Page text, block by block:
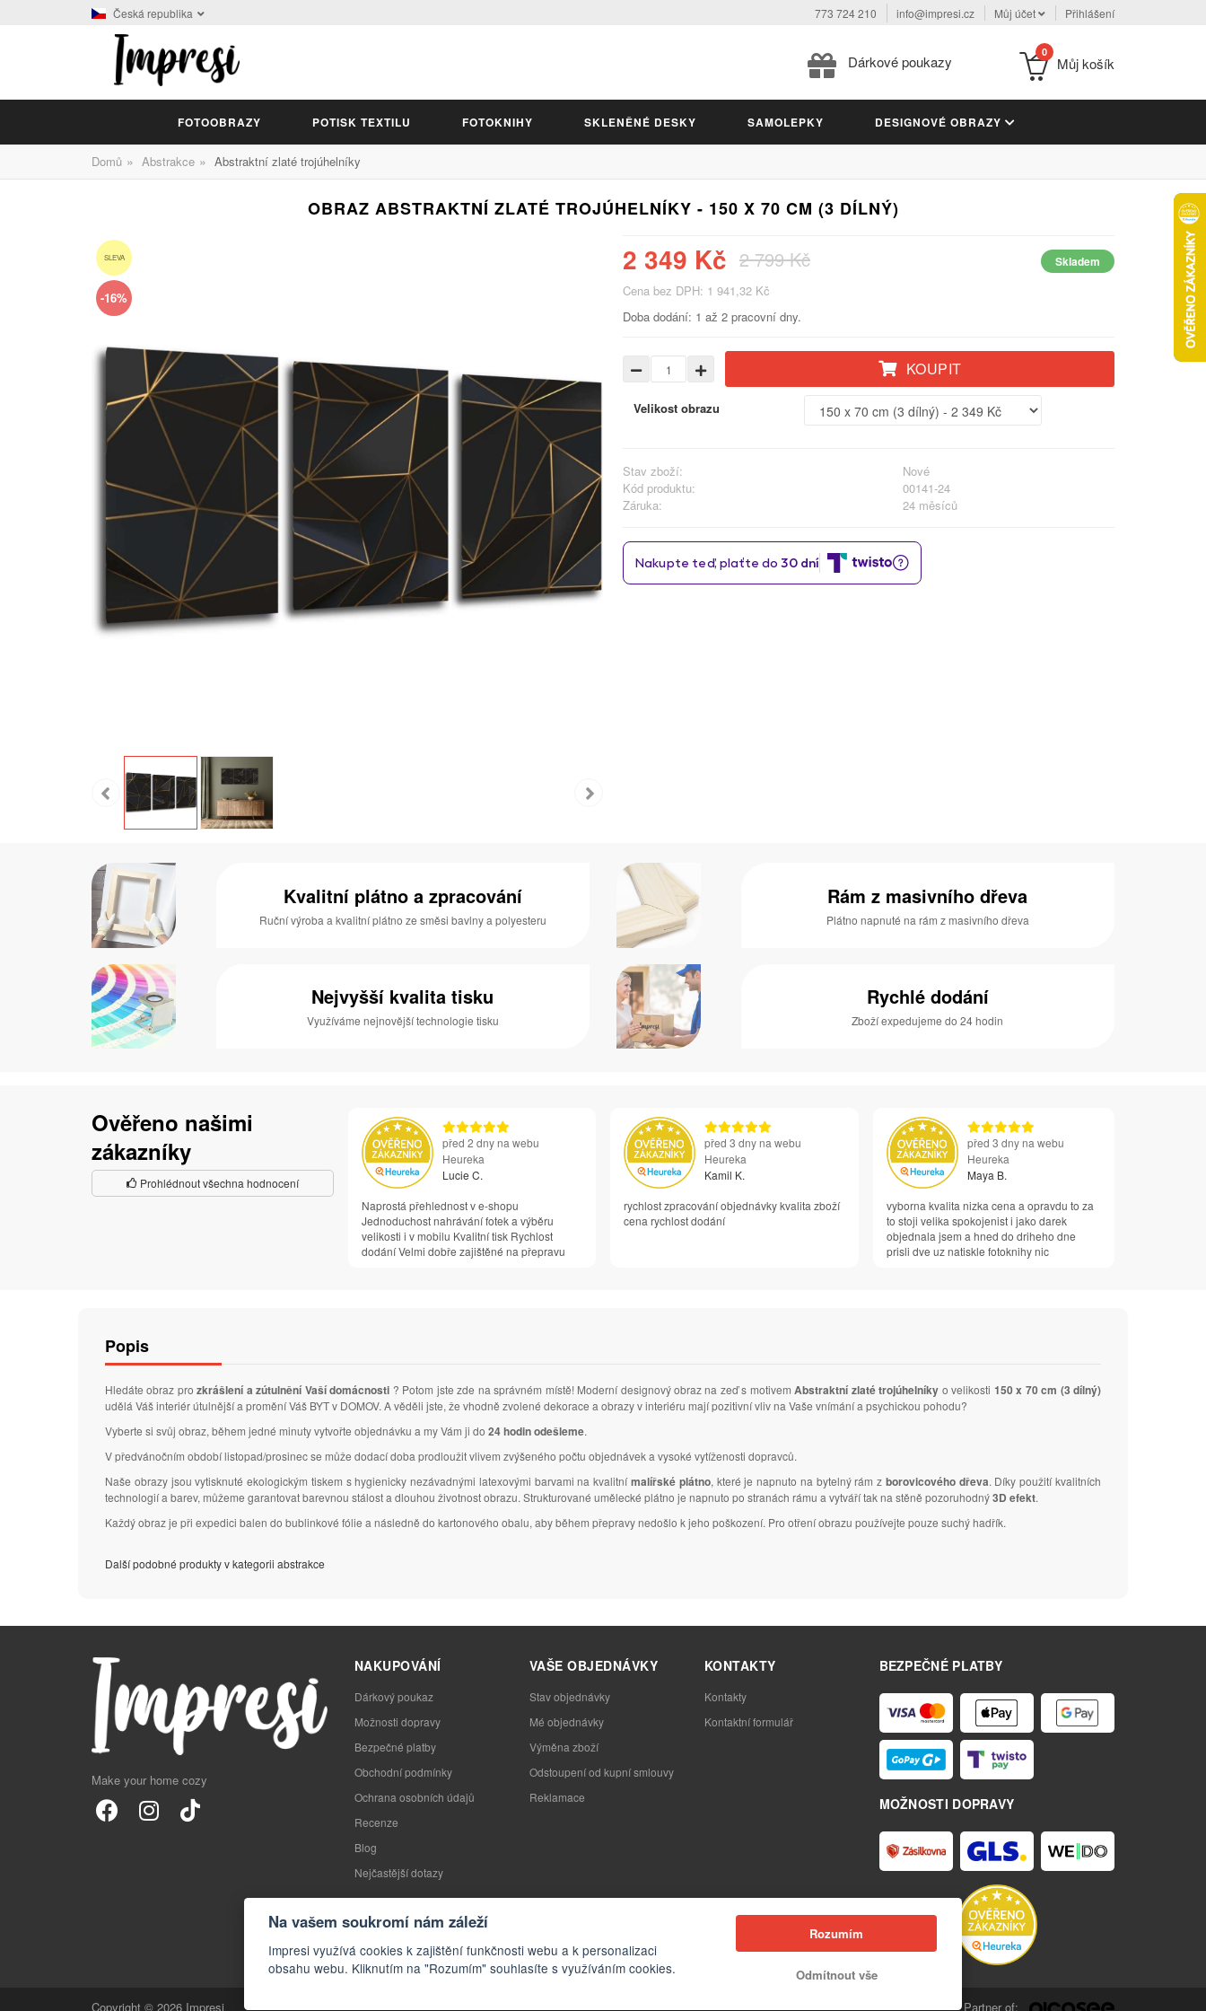
Česká republika 773 724 210 info@impresi.cz Můj účet Přihlášení
Dárkové poukazy
0
Můj košík
FOTOOBRAZY POTISK TEXTILU FOTOKNIHY SKLENĚNÉ DESKY SAMOLEPKY DESIGNOVÉ OBRAZY
Domů » Abstrakce » Abstraktní zlaté trojúhelníky
OBRAZ ABSTRAKTNÍ ZLATÉ TROJÚHELNÍKY - 150 X 70 CM (3 DÍLNÝ)
SLEVA
-16%
2 349 Kč 2 799 Kč Skladem
Cena bez DPH: 1 941,32 Kč
Doba dodání: 1 až 2 pracovní dny.
KOUPIT
Velikost obrazu
Stav zboží:
Nové
Kód produktu:
00141-24
Záruka:
24 měsíců
Kvalitní plátno a zpracování
Ruční výroba a kvalitní plátno ze směsi bavlny a polyesteru
Rám z masivního dřeva
Plátno napnuté na rám z masivního dřeva
Nejvyšší kvalita tisku
Využíváme nejnovější technologie tisku
Rychlé dodání
Zboží expedujeme do 24 hodin
Ověřeno našimi
zákazníky
Prohlédnout všechna hodnocení
před 2 dny na webu
Heureka
Lucie C.
Naprostá přehlednost v e-shopu
Jednoduchost nahrávání fotek a výběru
velikosti i v mobilu Kvalitní tisk Rychlost
dodání Velmi dobře zajištěné na přepravu
před 3 dny na webu
Heureka
Kamil K.
rychlost zpracování objednávky kvalita zboží
cena rychlost dodání
před 3 dny na webu
Heureka
Maya B.
vyborna kvalita nizka cena a opravdu to za
to stoji velika spokojenist i jako darek
objednala jsem a hned do driheho dne
prisli dve uz natiskle fotoknihy nic
Popis
Hledáte obraz prozkrášlení a zútulnění Vaší domácnosti ? Potom jste zde na správném místě! Moderní designový obraz na zeď s motivemAbstraktní zlaté trojúhelníky o velikosti 150 x 70 cm (3 dílný)
udělá Váš interiér útulnější a promění Váš BYT v DOMOV. A věděli jste, že vhodně zvolené dekorace a obrazy v interiéru mají pozitivní vliv na Vaše vnímání a psychickou pohodu?
Vyberte si svůj obraz, během jedné minuty vytvořte objednávku a my Vám ji do 24 hodin odešleme.
V předvánočním období listopad/prosinec se může dodací doba prodloužit vlivem zvýšeného počtu objednávek a vysoké vytíženosti dopravců.
Naše obrazy jsou vytisknuté ekologickým tiskem s hygienicky nezávadnými latexovými barvami na kvalitnímalířské plátno, které je napnuto na bytelný rám z borovicového dřeva. Díky použití kvalitních
technologií a barev, můžeme garantovat barevnou stálost a dlouhou životnost obrazu. Strukturované umělecké plátno je napnuto po stranách rámu a vytváří tak na stěně pozoruhodný3D efekt.
Každý obraz je při expedici balen do bublinkové fólie a následně do kartonového obalu, aby během přepravy nedošlo k jeho poškození. Pro otření obrazu používejte pouze suchý hadřík.
Další podobné produkty v kategorii abstrakce
Make your home cozy
BEZPEČNÉ PLATBY
MOŽNOSTI DOPRAVY
NAKUPOVÁNÍ
Dárkový poukaz
Možnosti dopravy
Bezpečné platby
Obchodní podmínky
Ochrana osobních údajů
Recenze
Blog
Nejčastější dotazy
VAŠE OBJEDNÁVKY
Stav objednávky
Mé objednávky
Výměna zboží
Odstoupení od kupní smlouvy
Reklamace
KONTAKTY
Kontakty
Kontaktní formulář
Copyright © 2026 Impresi Partner of:
Na vašem soukromí nám záleží
Impresi využívá cookies k zajištění funkčnosti webu a k personalizaci
obsahu webu. Kliknutím na "Rozumím" souhlasíte s využíváním cookies.
Rozumím
Odmítnout vše